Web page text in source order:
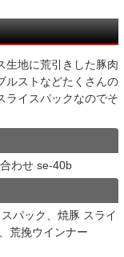
生地に荒引きした豚肉
ルストなどたくさんの
ライスパックなのでそ
わせ se-40b
パック、焼豚 スライ
荒挽ウインナー